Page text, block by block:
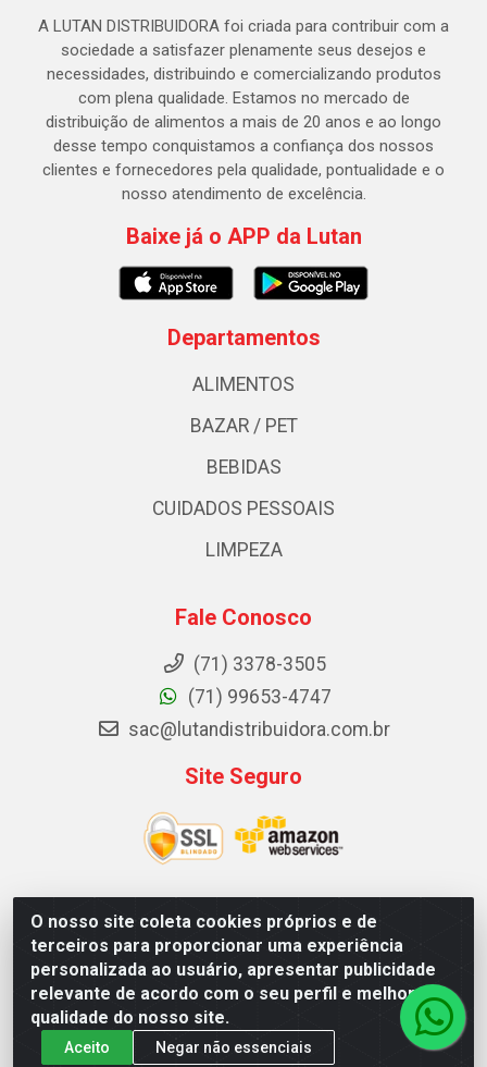
O nosso site coleta cookies próprios e de
terceiros para proporcionar uma experiência
personalizada ao usuário, apresentar publicidade
relevante de acordo com o seu perfil e melhorar a
qualidade do nosso site.
Aceito Negar não essenciais
A LUTAN DISTRIBUIDORA foi criada para contribuir com a
sociedade a satisfazer plenamente seus desejos e
necessidades, distribuindo e comercializando produtos
com plena qualidade. Estamos no mercado de
distribuição de alimentos a mais de 20 anos e ao longo
desse tempo conquistamos a confiança dos nossos
clientes e fornecedores pela qualidade, pontualidade e o
nosso atendimento de excelência.
Baixe já o APP da Lutan
Departamentos
ALIMENTOS
BAZAR / PET
BEBIDAS
CUIDADOS PESSOAIS
LIMPEZA
Fale Conosco
(71) 3378-3505
(71) 99653-4747
sac@lutandistribuidora.com.br
Site Seguro
Lutan Distribuidora - Rua Dr. Gerino Souza Filho, 1525 -
Itinga - Lauro de Freitas / BA - CEP 42700-000 - CNPJ
05.156.713/0001-62